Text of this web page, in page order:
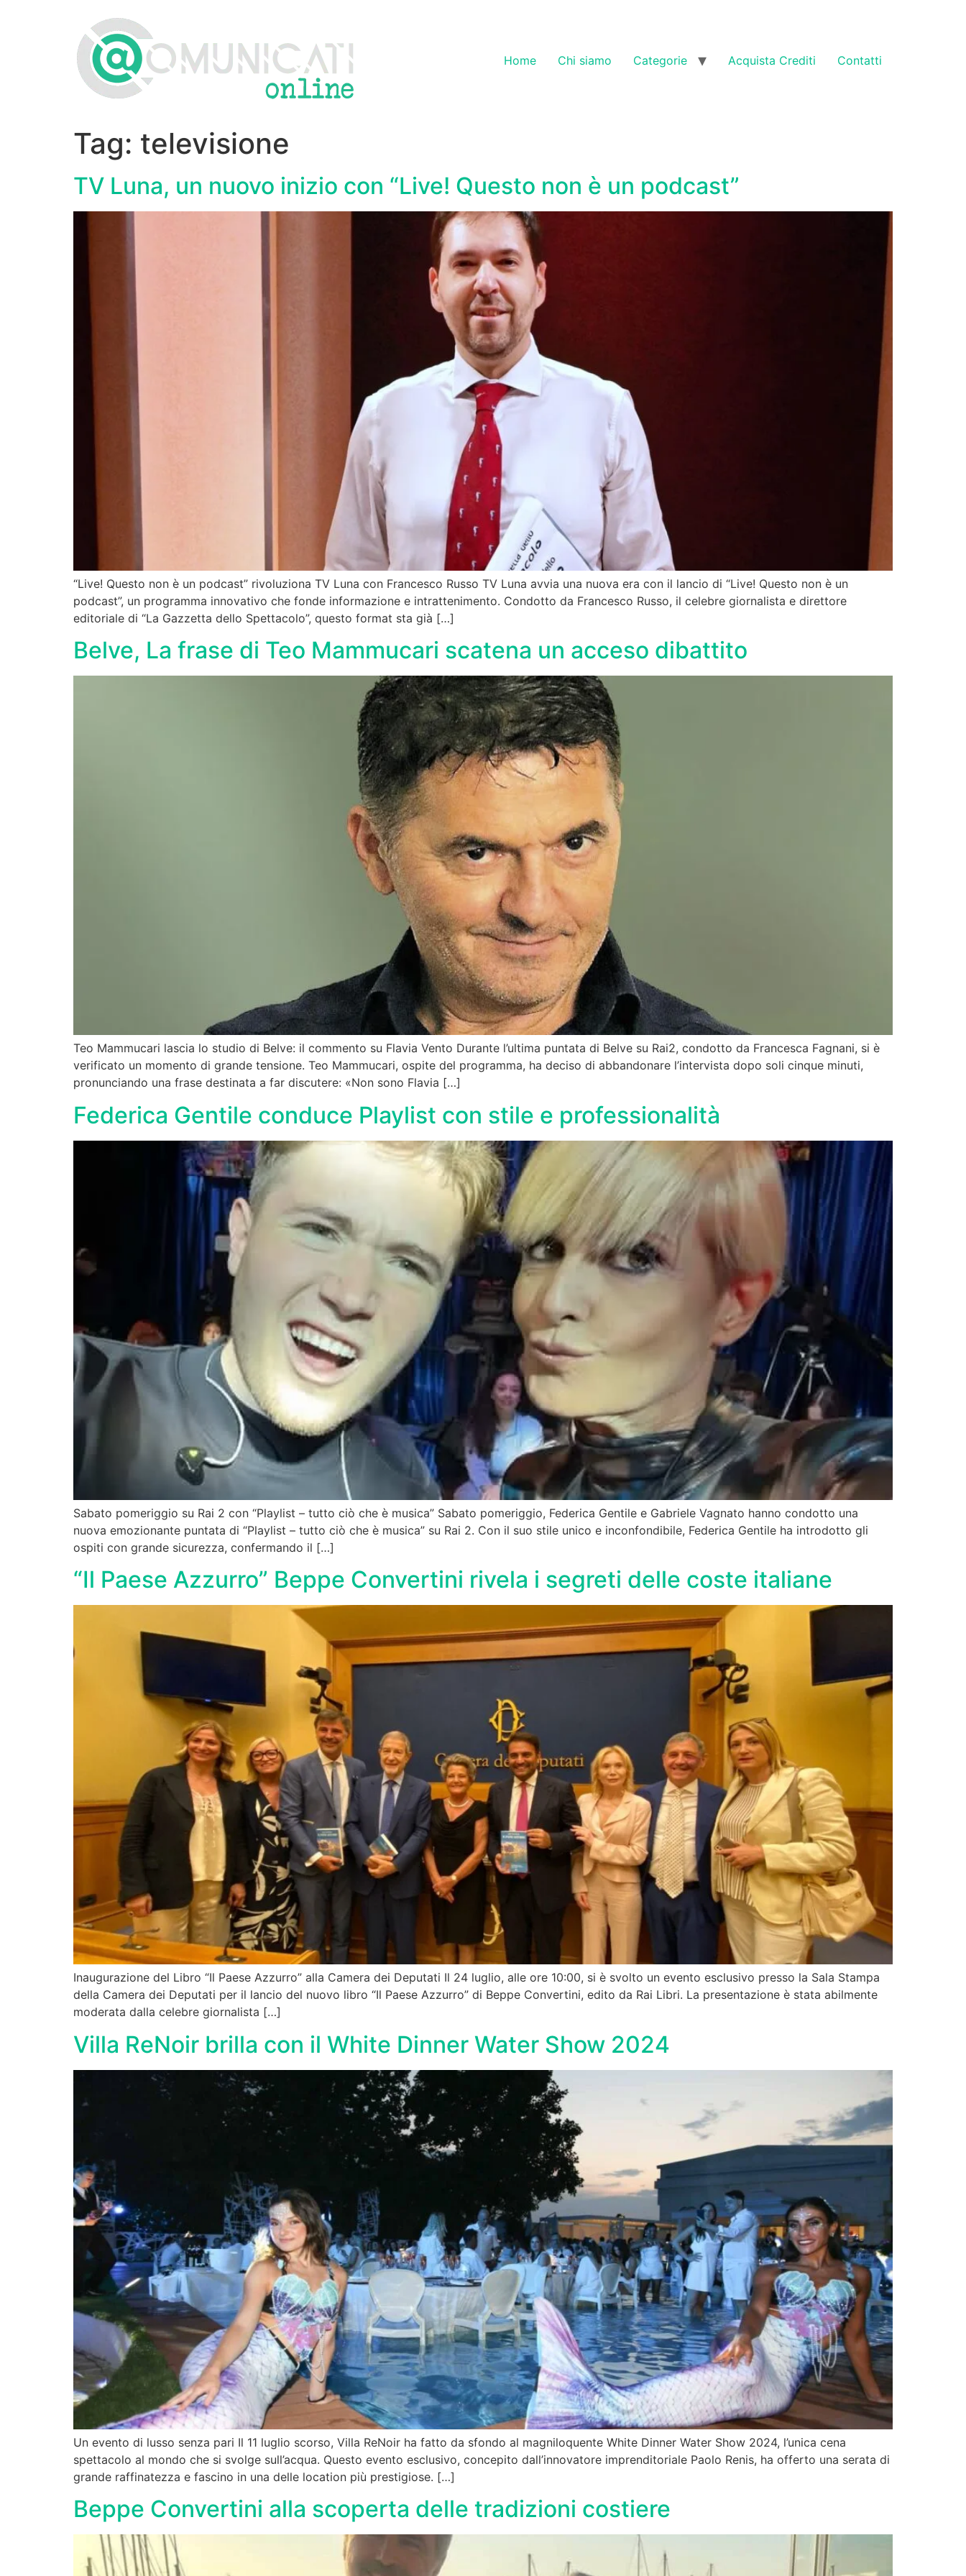
Home
Chi siamo Categorie Acquista Crediti Contatti
Tag: televisione
TV Luna, un nuovo inizio con “Live! Questo non è un podcast”
“Live! Questo non è un podcast” rivoluziona TV Luna con Francesco Russo TV Luna avvia una nuova era con il lancio di “Live! Questo non è un
podcast”, un programma innovativo che fonde informazione e intrattenimento. Condotto da Francesco Russo, il celebre giornalista e direttore
editoriale di “La Gazzetta dello Spettacolo”, questo format sta già […]
Belve, La frase di Teo Mammucari scatena un acceso dibattito
Teo Mammucari lascia lo studio di Belve: il commento su Flavia Vento Durante l’ultima puntata di Belve su Rai2, condotto da Francesca Fagnani, si è
verificato un momento di grande tensione. Teo Mammucari, ospite del programma, ha deciso di abbandonare l’intervista dopo soli cinque minuti,
pronunciando una frase destinata a far discutere: «Non sono Flavia […]
Federica Gentile conduce Playlist con stile e professionalità
Sabato pomeriggio su Rai 2 con “Playlist – tutto ciò che è musica” Sabato pomeriggio, Federica Gentile e Gabriele Vagnato hanno condotto una
nuova emozionante puntata di “Playlist – tutto ciò che è musica” su Rai 2. Con il suo stile unico e inconfondibile, Federica Gentile ha introdotto gli
ospiti con grande sicurezza, confermando il […]
“Il Paese Azzurro” Beppe Convertini rivela i segreti delle coste italiane
Inaugurazione del Libro “Il Paese Azzurro” alla Camera dei Deputati Il 24 luglio, alle ore 10:00, si è svolto un evento esclusivo presso la Sala Stampa
della Camera dei Deputati per il lancio del nuovo libro “Il Paese Azzurro” di Beppe Convertini, edito da Rai Libri. La presentazione è stata abilmente
moderata dalla celebre giornalista […]
Villa ReNoir brilla con il White Dinner Water Show 2024
Un evento di lusso senza pari Il 11 luglio scorso, Villa ReNoir ha fatto da sfondo al magniloquente White Dinner Water Show 2024, l’unica cena
spettacolo al mondo che si svolge sull’acqua. Questo evento esclusivo, concepito dall’innovatore imprenditoriale Paolo Renis, ha offerto una serata di
grande raffinatezza e fascino in una delle location più prestigiose. […]
Beppe Convertini alla scoperta delle tradizioni costiere